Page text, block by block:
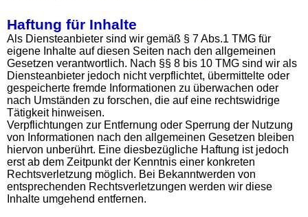
Haftung für Inhalte
Als Diensteanbieter sind wir gemäß § 7 Abs.1 TMG für
eigene Inhalte auf diesen Seiten nach den allgemeinen
Gesetzen verantwortlich. Nach §§ 8 bis 10 TMG sind wir als
Diensteanbieter jedoch nicht verpflichtet, übermittelte oder
gespeicherte fremde Informationen zu überwachen oder
nach Umständen zu forschen, die auf eine rechtswidrige
Tätigkeit hinweisen.
Verpflichtungen zur Entfernung oder Sperrung der Nutzung
von Informationen nach den allgemeinen Gesetzen bleiben
hiervon unberührt. Eine diesbezügliche Haftung ist jedoch
erst ab dem Zeitpunkt der Kenntnis einer konkreten
Rechtsverletzung möglich. Bei Bekanntwerden von
entsprechenden Rechtsverletzungen werden wir diese
Inhalte umgehend entfernen.